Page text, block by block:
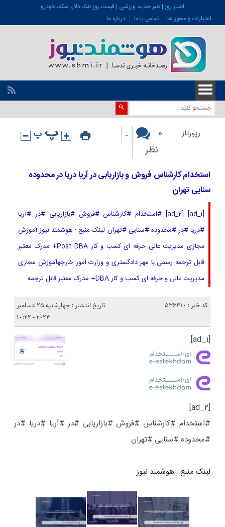
اخبار روز | خبر جدید ورزشی | قیمت روز طلا، دلار، سکه، خودرو
اعتبارات و مجوز ها
تماس با ما درباره ما
رپورتاژ
0
نظر
-
استخدام کارشناس فروش و بازاریابی در آریا دریا در محدوده
سنایی تهران
[ad_1] [ad_2] #استخدام #کارشناس #فروش #بازاریابی #در #آریا
#دریا #در #محدوده #سنایی #تهران لینک منبع : هوشمند نیوز آموزش
مجازی مدیریت عالی حرفه ای کسب و کار Post DBA+ مدرک معتبر
قابل ترجمه رسمی با مهر دادگستری و وزارت امور خارجهآموزش مجازی
مدیریت عالی و حرفه ای کسب و کار DBA+ مدرک معتبر قابل ترجمه
کد خبر : 536310
تاریخ انتشار : چهارشنبه 25 دسامبر
2024 - 10:22
[ad_1]
[ad_2]
#استخدام #کارشناس #فروش #بازاریابی #در #آریا #دریا #در
#محدوده #سنایی #تهران
لینک منبع : هوشمند نیوز